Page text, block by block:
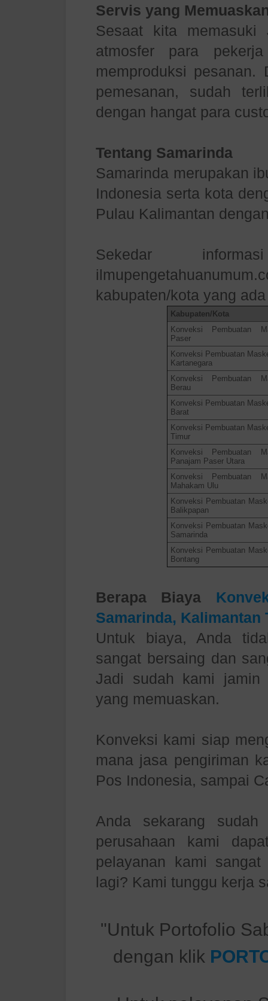
Servis yang
Sesaat kita memasuki
atmosfer para
memproduksi
pemesanan, sudah
dengan hangat para
Tentang Samarinda
Samarinda merupakan
Indonesia serta kota
Pulau Kalimantan
Sekedar
kabupaten/kota yang
Kabupaten/Kota
Konveksi Pembuatan
Paser
Konveksi Pembuatan
Kartanegara
Konveksi Pembuatan
Berau
Konveksi Pembuatan
Barat
Konveksi Pembuatan
Timur
Konveksi Pembuatan
Panajam Paser Utara
Konveksi Pembuatan
Mahakam Ulu
Konveksi Pembuatan
Balikpapan
Konveksi Pembuatan
Samarinda
Konveksi Pembuatan
Bontang
Berapa Biaya
Samarinda, Kalimantan
Untuk biaya, Anda
sangat bersaing dan
Jadi sudah kami jamin
yang memuaskan.
Konveksi kami siap
mana jasa pengiriman
Pos Indonesia, sampai
Anda sekarang sudah
perusahaan kami
pelayanan kami
lagi? Kami tunggu kerja
"Untuk Portofolio
dengan klik